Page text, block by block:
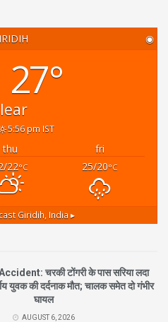
◉
27°
5:56 pm IST
thu
fri
22°C 25/20°C
Giridih, India ▸
चरकी टोंगरी के पास सरिया लदा
युवक की दर्दनाक मौत; चालक समेत दो गंभीर
घायल
AUGUST 6, 2026